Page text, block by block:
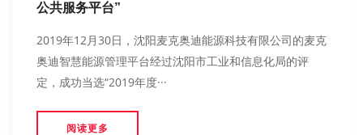
公共服务平台”
2019年12月30日，沈阳麦克奥迪能源科技有限公司的麦克
奥迪智慧能源管理平台经过沈阳市工业和信息化局的评
定，成功当选“2019年度···
阅读更多